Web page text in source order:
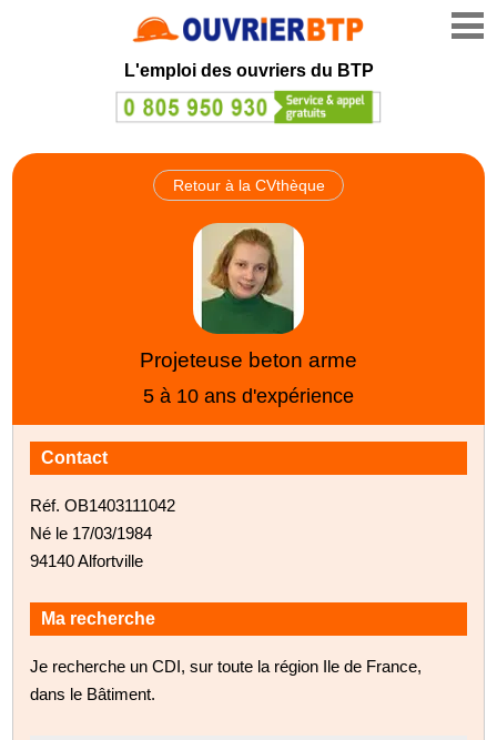
L'emploi des ouvriers du BTP
Retour à la CVthèque
Projeteuse beton arme
5 à 10 ans d'expérience
Contact
Réf. OB1403111042
Né le 17/03/1984
94140 Alfortville
Ma recherche
Je recherche un CDI, sur toute la région Ile de France,
dans le Bâtiment.